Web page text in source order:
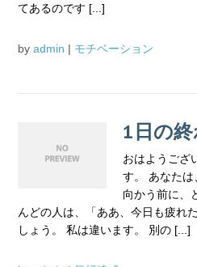
てあるのです [...]
by admin | モチベーション
1日の
おはようござ
す。 あなたは
向かう前に、
んどの人は、「ああ、今日も疲れ
しょう。 私は違います。 別の [...]